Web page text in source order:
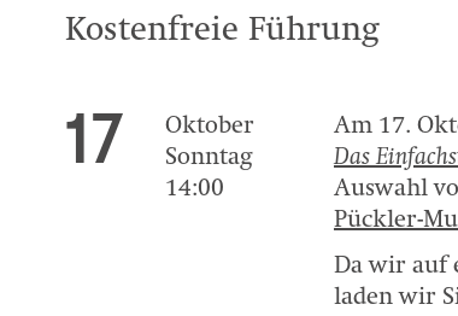
Kostenfreie Führung
Am 17.
Das
Auswahl
Pückler-
Da wir auf
laden wir
17
Oktober
Sonntag
14:00